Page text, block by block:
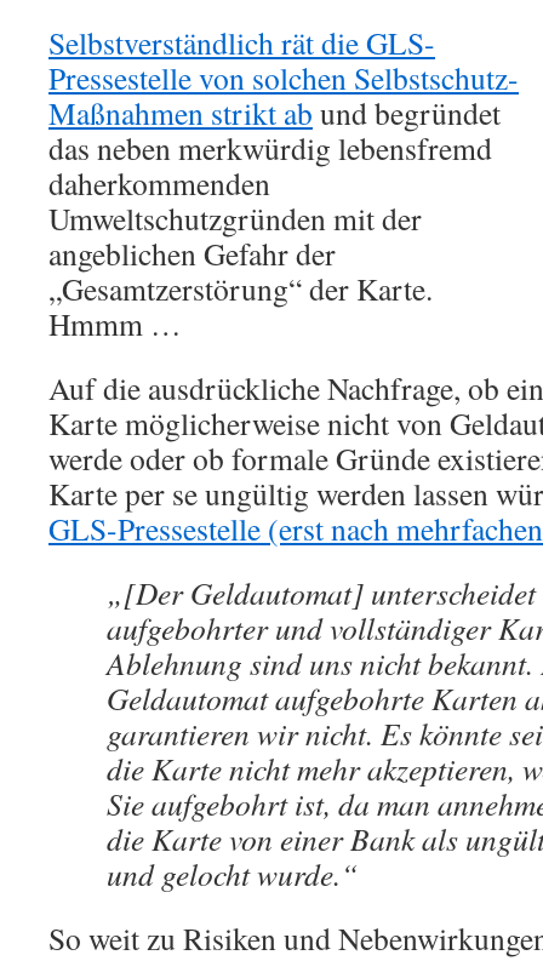
Selbstverständlich rät die GLS-
Pressestelle von solchen Selbstschutz-
Maßnahmen strikt ab und begründet
das neben merkwürdig lebensfremd
daherkommenden
Umweltschutzgründen mit der
angeblichen Gefahr der
„Gesamtzerstörung“ der Karte.
Hmmm …
Auf die ausdrückliche Nachfrage, ob
Karte möglicherweise nicht von
werde oder ob formale Gründe
Karte per se ungültig werden lassen
GLS-Pressestelle (erst nach
„[Der Geldautomat] unterscheidet
aufgebohrter und vollständiger
Ablehnung sind uns nicht bekannt.
Geldautomat aufgebohrte Karten
garantieren wir nicht. Es könnte
die Karte nicht mehr akzeptieren,
Sie aufgebohrt ist, da man
die Karte von einer Bank als
und gelocht wurde.“
So weit zu Risiken und